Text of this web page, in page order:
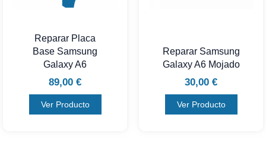
Reparar Placa
Base Samsung
Galaxy A6
89,00 €
Ver Producto
Reparar Samsung
Galaxy A6 Mojado
30,00 €
Ver Producto